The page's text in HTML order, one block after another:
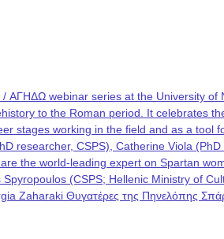
ΑΓΗΔΩ webinar series at the University
to the Roman period. It celebrates
stages working in the field and as a tool
researcher, CSPS), Catherine Viola
the world-leading expert on Spartan
(CSPS; Hellenic Ministry of
Zaharaki Θυγατέρες της Πηνελόπης